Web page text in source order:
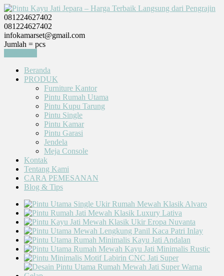
081224627402
081224627402
infokamarset@gmail.com
Jumlah = pcs
Beranda
PRODUK
Furniture Kantor
Pintu Rumah Utama
Pintu Kupu Tarung
Pintu Single
Pintu Kamar
Pintu Garasi
Jendela
Meja Console
Kontak
Tentang Kami
CARA PEMESANAN
Blog & Tips